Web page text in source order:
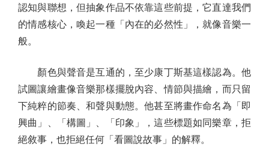
認知與聯想，但抽象作品不依靠這些前提，它直達我們
的情感核心，喚起一種「內在的必然性」，就像音樂一
般。
顏色與聲音是互通的，至少康丁斯基這樣認為。他
試圖讓繪畫像音樂那樣擺脫內容、情節與描繪，而只留
下純粹的節奏、和聲與動態。他甚至將畫作命名為「即
興曲」、「構圖」、「印象」，這些標題如同樂章，拒
絕敘事，也拒絕任何「看圖說故事」的解釋。